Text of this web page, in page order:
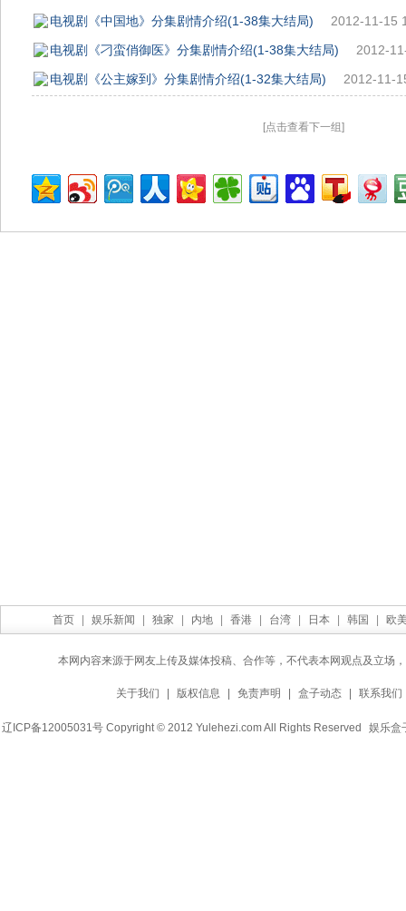
电视剧《中国地》分集剧情介绍(1-38集大结局)
2012-11-15
电视剧《刁蛮俏御医》分集剧情介绍(1-38集大结局)
2012-
电视剧《公主嫁到》分集剧情介绍(1-32集大结局)
2012-11-
[点击查看下一组]
首页 娱乐新闻 独家 内地 香港 台湾 日本 韩国 欧
本网内容来源于网友上传及媒体投稿、合作等，不代表本网观点及立场
关于我们 版权信息 免责声明 盒子动态 联系我们
辽ICP备12005031号 Copyright © 2012 Yulehezi.com All Rights Reserved 娱乐盒